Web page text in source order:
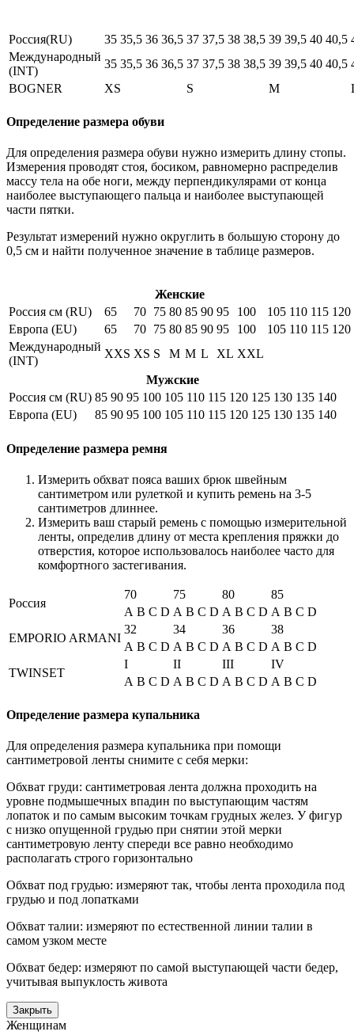
Россия(RU) 35 35,5 36 36,5 37 37,5 38 38,5 39 39,5 40 40,5
Международный
(INT)
35 35,5 36 36,5 37 37,5 38 38,5 39 39,5 40 40,5
BOGNER
XS S M
Определение размера обуви
Для определения размера обуви нужно измерить длину стопы.
Измерения проводят стоя, босиком, равномерно распределив
массу тела на обе ноги, между перпендикулярами от конца
наиболее выступающего пальца и наиболее выступающей
части пятки.
Результат измерений нужно округлить в большую сторону до
0,5 см и найти полученное значение в таблице размеров.
Женские
Россия см (RU)
65 70 75 80 85 90 95 100 105 110 115 120
Европа (EU)
65 70 75 80 85 90 95 100 105 110 115 120
Международный
(INT)
XXS XS S M M L XL XXL
Мужские
Россия см (RU) 85 90 95 100 105 110 115 120 125 130 135 140
Европа (EU)
85 90 95 100 105 110 115 120 125 130 135 140
Определение размера ремня
Измерить обхват пояса ваших брюк швейным
сантиметром или рулеткой и купить ремень на 3-5
сантиметров длиннее.
Измерить ваш старый ремень с помощью измерительной
ленты, определив длину от места крепления пряжки до
отверстия, которое использовалось наиболее часто для
комфортного застегивания.
Россия
70 75 80
85
A B C D A B C D A B C D A B C D
EMPORIO ARMANI
32 34 36
38
A B C D A B C D A B C D A B C D
TWINSET
I II III
IV
A B C D A B C D A B C D A B C D
Определение размера купальника
Для определения размера купальника при помощи
сантиметровой ленты снимите с себя мерки:
Обхват груди: сантиметровая лента должна проходить на
уровне подмышечных впадин по выступающим частям
лопаток и по самым высоким точкам грудных желез. У фигур
с низко опущенной грудью при снятии этой мерки
сантиметровую ленту спереди все равно необходимо
располагать строго горизонтально
Обхват под грудью: измеряют так, чтобы лента проходила под
грудью и под лопатками
Обхват талии: измеряют по естественной линии талии в
самом узком месте
Обхват бедер: измеряют по самой выступающей части бедер,
учитывая выпуклость живота
Закрыть
Женщинам